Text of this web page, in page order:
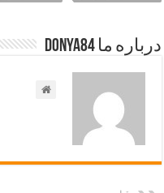
درباره ما Donya84